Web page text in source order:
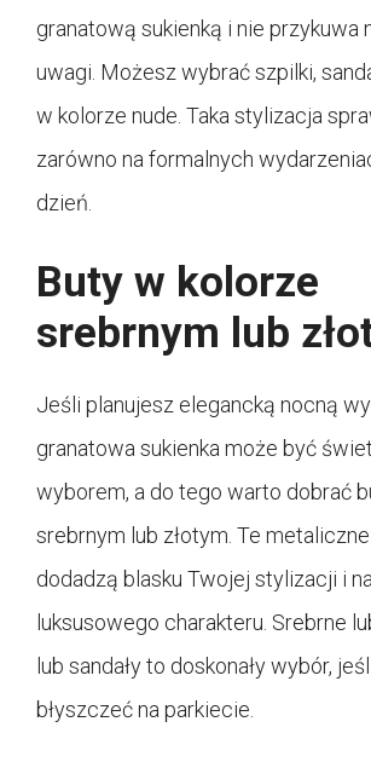
granatową sukienką i nie przykuwa
uwagi. Możesz wybrać szpilki,
w kolorze nude. Taka stylizacja
zarówno na formalnych
dzień.
Buty w kolorze
srebrnym lub
Jeśli planujesz elegancką nocną
granatowa sukienka może być
wyborem, a do tego warto dobrać
srebrnym lub złotym. Te
dodadzą blasku Twojej stylizacji i
luksusowego charakteru. Srebrne
lub sandały to doskonały wybór,
błyszczeć na parkiecie.